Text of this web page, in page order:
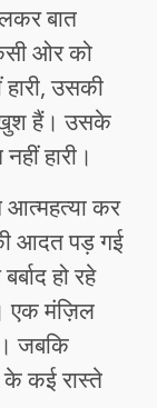
बात
ओर को
उसकी
खुश हैं। उसके
हारी।
आत्महत्या कर
आदत पड़ गई
हो रहे
एक मंज़िल
जबकि
कई रास्ते